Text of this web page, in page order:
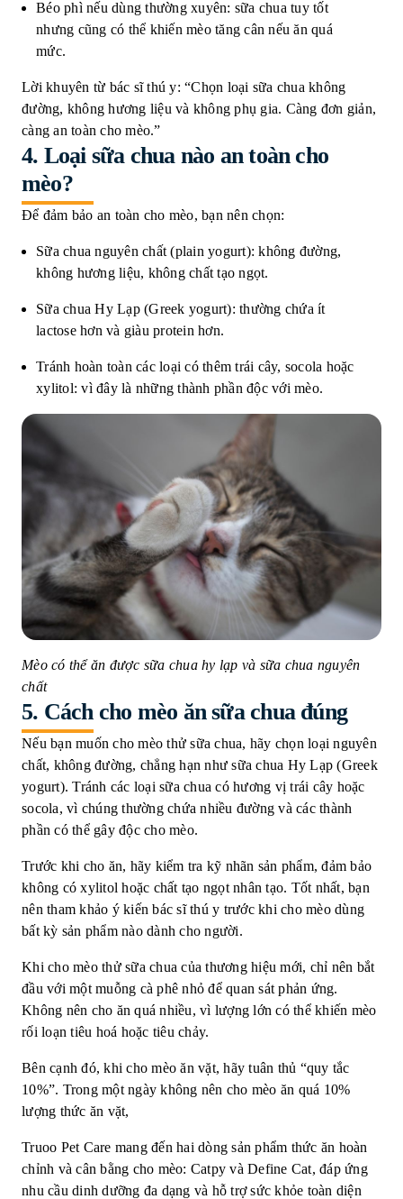
Béo phì nếu dùng thường xuyên: sữa chua tuy tốt
nhưng cũng có thể khiến mèo tăng cân nếu ăn quá
mức.
Lời khuyên từ bác sĩ thú y: “Chọn loại sữa chua không
đường, không hương liệu và không phụ gia. Càng đơn giản,
càng an toàn cho mèo.”
4. Loại sữa chua nào an toàn cho
mèo?
Để đảm bảo an toàn cho mèo, bạn nên chọn:
Sữa chua nguyên chất (plain yogurt): không đường,
không hương liệu, không chất tạo ngọt.
Sữa chua Hy Lạp (Greek yogurt): thường chứa ít
lactose hơn và giàu protein hơn.
Tránh hoàn toàn các loại có thêm trái cây, socola hoặc
xylitol: vì đây là những thành phần độc với mèo.
Mèo có thể ăn được sữa chua hy lạp và sữa chua nguyên
chất
5. Cách cho mèo ăn sữa chua đúng
Nếu bạn muốn cho mèo thử sữa chua, hãy chọn loại nguyên
chất, không đường, chẳng hạn như sữa chua Hy Lạp (Greek
yogurt). Tránh các loại sữa chua có hương vị trái cây hoặc
socola, vì chúng thường chứa nhiều đường và các thành
phần có thể gây độc cho mèo.
Trước khi cho ăn, hãy kiểm tra kỹ nhãn sản phẩm, đảm bảo
không có xylitol hoặc chất tạo ngọt nhân tạo. Tốt nhất, bạn
nên tham khảo ý kiến bác sĩ thú y trước khi cho mèo dùng
bất kỳ sản phẩm nào dành cho người.
Khi cho mèo thử sữa chua của thương hiệu mới, chỉ nên bắt
đầu với một muỗng cà phê nhỏ để quan sát phản ứng.
Không nên cho ăn quá nhiều, vì lượng lớn có thể khiến mèo
rối loạn tiêu hoá hoặc tiêu chảy.
Bên cạnh đó, khi cho mèo ăn vặt, hãy tuân thủ “quy tắc
10%”. Trong một ngày không nên cho mèo ăn quá 10%
lượng thức ăn vặt,
Truoo Pet Care mang đến hai dòng sản phẩm thức ăn hoàn
chỉnh và cân bằng cho mèo: Catpy và Define Cat, đáp ứng
nhu cầu dinh dưỡng đa dạng và hỗ trợ sức khỏe toàn diện